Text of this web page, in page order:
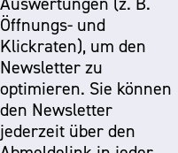
Öffnungs- und
Klickraten), um den
Newsletter zu
optimieren. Sie können
den Newsletter
jederzeit über den